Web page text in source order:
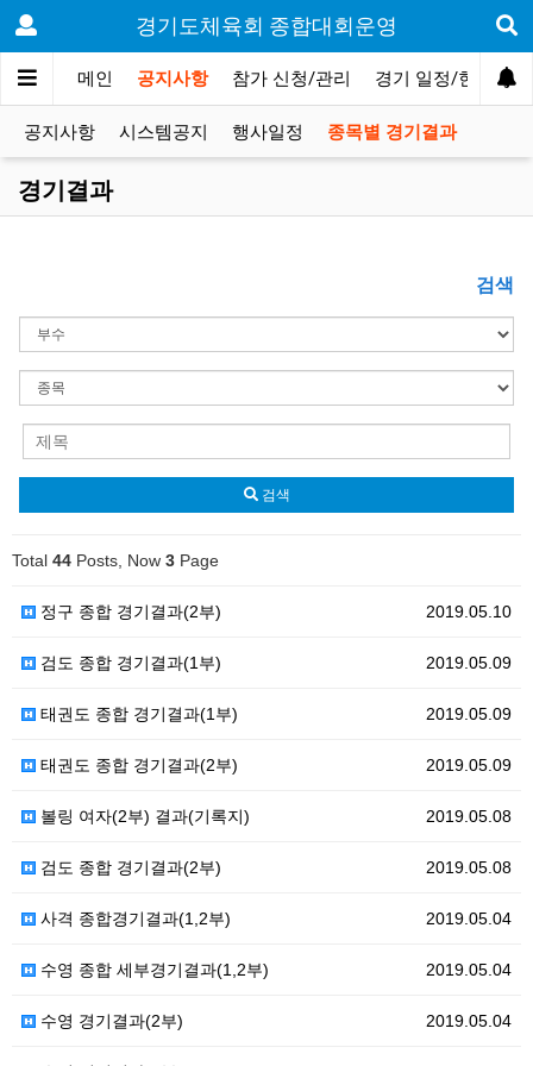
경기도체육회 종합대회운영
메인 공지사항 참가 신청/관리 경기 일정/현황
공지사항 시스템공지 행사일정 종목별 경기결과
경기결과
검색
검색
Total 44 Posts, Now 3 Page
2019.05.10
정구 종합 경기결과(2부)
2019.05.09
검도 종합 경기결과(1부)
2019.05.09
태권도 종합 경기결과(1부)
2019.05.09
태권도 종합 경기결과(2부)
2019.05.08
볼링 여자(2부) 결과(기록지)
2019.05.08
검도 종합 경기결과(2부)
2019.05.04
사격 종합경기결과(1,2부)
2019.05.04
수영 종합 세부경기결과(1,2부)
2019.05.04
수영 경기결과(2부)